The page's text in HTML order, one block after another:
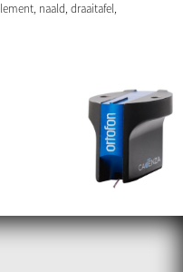
naald, draaitafel,